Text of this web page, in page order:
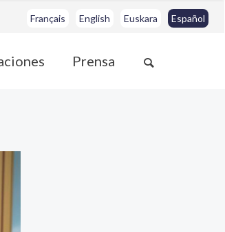
Français English Euskara Español
Prensa